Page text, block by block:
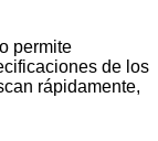
permite
de los
rápidamente,